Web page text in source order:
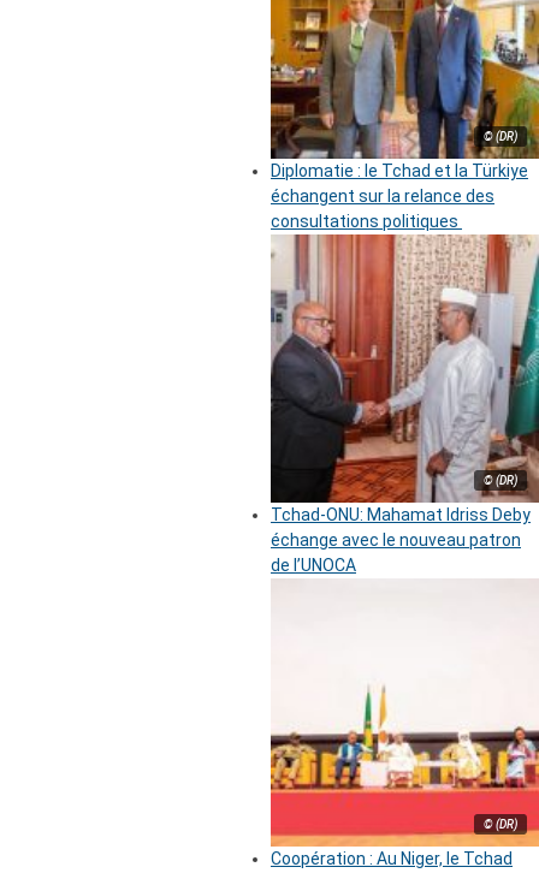
© (DR)
Diplomatie : le Tchad et la Türkiye
échangent sur la relance des
consultations politiques
© (DR)
Tchad-ONU: Mahamat Idriss Deby
échange avec le nouveau patron
de l’UNOCA
© (DR)
Coopération : Au Niger, le Tchad